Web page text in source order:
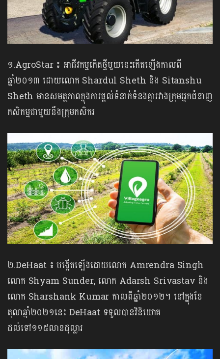
១.AgroStar ៖ អាជីវកម្មកើតថ្មីមួយនេះកើតឡើងកាលពី
ឆ្នាំ២០១៣ ដោយលោក Shardul Sheth និង Sitanshu
Sheth មានសមត្ថភាពក្នុងការផ្តល់ទំនាក់ទំនងគ្នារវាងក្រុមអ្នកជំនាញ
កសិកម្មជាមួយនឹងក្រុមកសិករ
២.DeHaat ៖ បង្កើតឡើងដោយលោក Amrendra Singh
លោក Shyam Sunder, លោក Adarsh Srivastav និង
លោក Sharshank Kumar កាលពីឆ្នាំ២០១២។ នៅក្នុងខែ
តុលាឆ្នាំ២០២១នេះ DeHaat ទទួលបានវិនិយោគ
ដល់ទៅ១១៥លានដុល្លារ